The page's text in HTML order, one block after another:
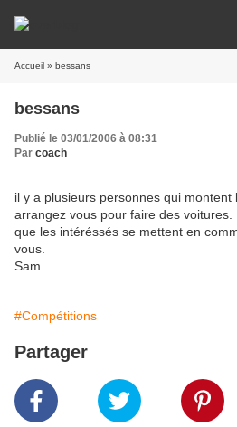
Accueil » bessans
bessans
Publié le 03/01/2006 à 08:31
Par coach
il y a plusieurs personnes qui montent
arrangez vous pour faire des voitures.
que les intéréssés se mettent en
vous.
Sam
#Compétitions
Partager